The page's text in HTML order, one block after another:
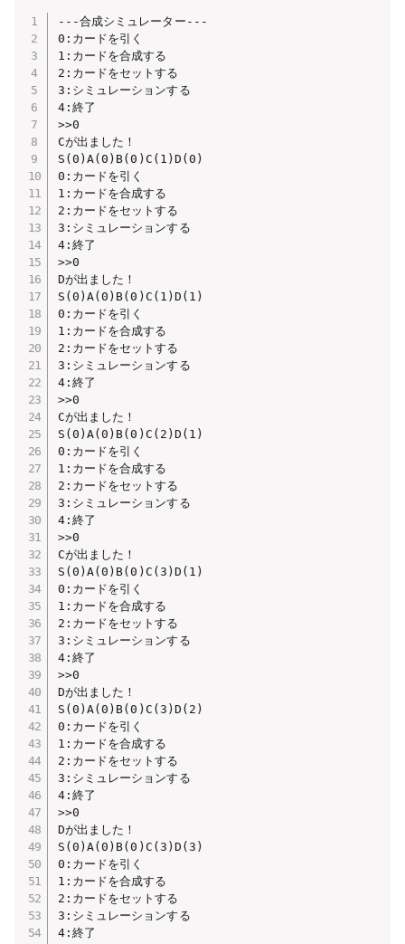
---合成シミュレーター---
0:カードを引く
1:カードを合成する
2:カードをセットする
3:シミュレーションする
4:終了
>>0
Cが出ました！
S(0)A(0)B(0)C(1)D(0)
0:カードを引く
1:カードを合成する
2:カードをセットする
3:シミュレーションする
4:終了
>>0
Dが出ました！
S(0)A(0)B(0)C(1)D(1)
0:カードを引く
1:カードを合成する
2:カードをセットする
3:シミュレーションする
4:終了
>>0
Cが出ました！
S(0)A(0)B(0)C(2)D(1)
0:カードを引く
1:カードを合成する
2:カードをセットする
3:シミュレーションする
4:終了
>>0
Cが出ました！
S(0)A(0)B(0)C(3)D(1)
0:カードを引く
1:カードを合成する
2:カードをセットする
3:シミュレーションする
4:終了
>>0
Dが出ました！
S(0)A(0)B(0)C(3)D(2)
0:カードを引く
1:カードを合成する
2:カードをセットする
3:シミュレーションする
4:終了
>>0
Dが出ました！
S(0)A(0)B(0)C(3)D(3)
0:カードを引く
1:カードを合成する
2:カードをセットする
3:シミュレーションする
4:終了